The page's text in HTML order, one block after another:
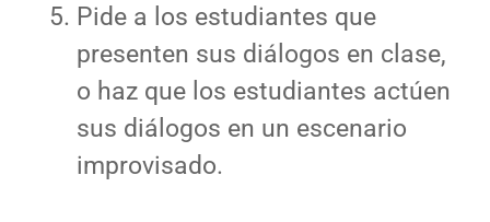
Pide a los estudiantes que
presenten sus diálogos en clase,
o haz que los estudiantes actúen
sus diálogos en un escenario
improvisado.